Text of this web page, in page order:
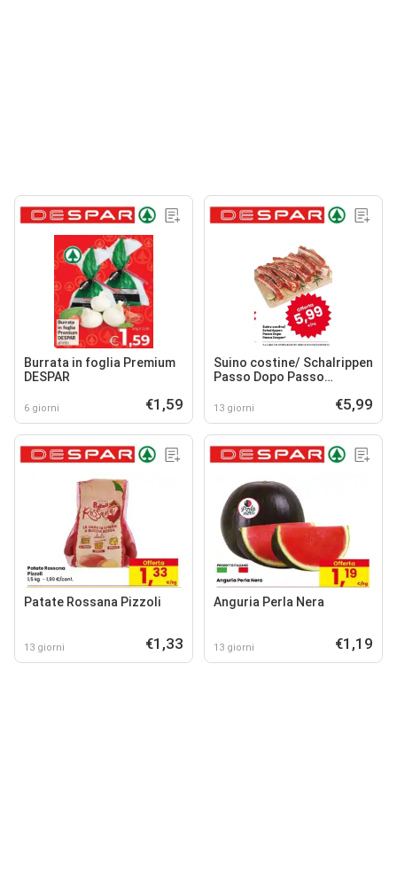
Burrata in foglia Premium
DESPAR
6 giorni €1,59
Suino costine/ Schalrippen
Passo Dopo Passo
13 giorni €5,99
Patate Rossana Pizzoli
13 giorni €1,33
Anguria Perla Nera
13 giorni €1,19